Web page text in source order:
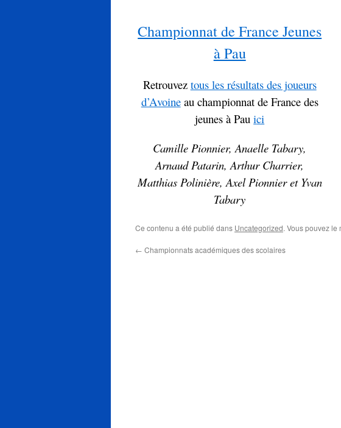
Championnat de France Jeunes
à Pau
Retrouvez tous les résultats des joueurs
d’Avoineau championnat de France des
jeunes à Pauici
Camille Pionnier, Anaelle Tabary,
Arnaud Patarin, Arthur Charrier,
Matthias Polinière, Axel Pionnier et Yvan
Tabary
Ce contenu a été publié dans Uncategorized. Vous pouvez le
← Championnats académiques des scolaires